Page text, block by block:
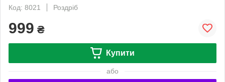
Код: 8021
Роздріб
999 ₴
Купити
або